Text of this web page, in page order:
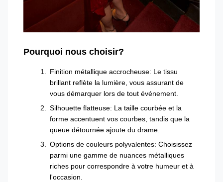
Pourquoi nous choisir?
Finition métallique accrocheuse: Le tissu
brillant reflète la lumière, vous assurant de
vous démarquer lors de tout événement.
Silhouette flatteuse: La taille courbée et la
forme accentuent vos courbes, tandis que la
queue détournée ajoute du drame.
Options de couleurs polyvalentes: Choisissez
parmi une gamme de nuances métalliques
riches pour correspondre à votre humeur et à
l'occasion.